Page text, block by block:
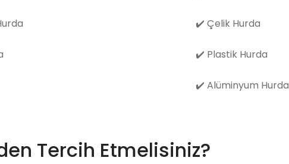
✔️ Çelik Hurda
✔️ Plastik Hurda
✔️ Alüminyum Hurda
Tercih Etmelisiniz?